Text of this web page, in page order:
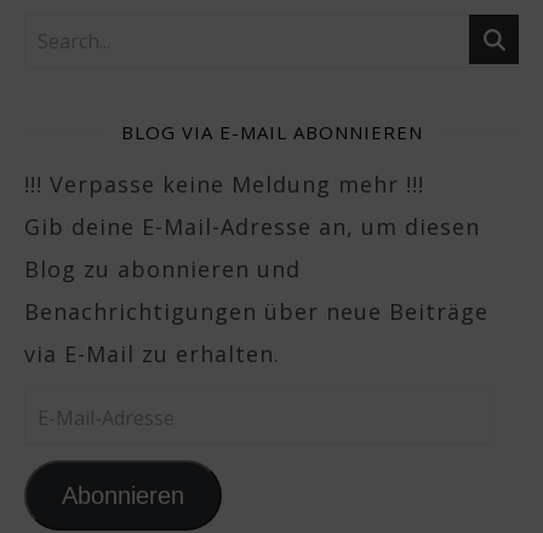
BLOG VIA E-MAIL ABONNIEREN
!!! Verpasse keine Meldung mehr !!!
Gib deine E-Mail-Adresse an, um diesen
Blog zu abonnieren und
Benachrichtigungen über neue Beiträge
via E-Mail zu erhalten.
E-Mail-Adresse
Abonnieren